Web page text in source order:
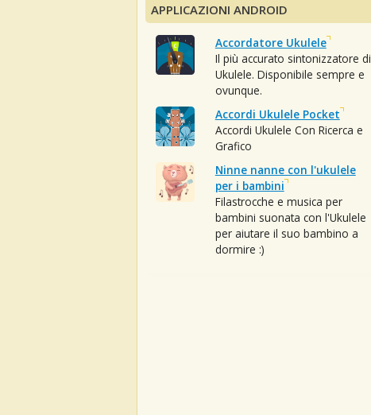
APPLICAZIONI ANDROID
Accordatore Ukulele
Il più accurato sintonizzatore di
Ukulele. Disponibile sempre e
ovunque.
Accordi Ukulele Pocket
Accordi Ukulele Con Ricerca e
Grafico
Ninne nanne con l'ukulele
per i bambini
Filastrocche e musica per
bambini suonata con l'Ukulele
per aiutare il suo bambino a
dormire :)